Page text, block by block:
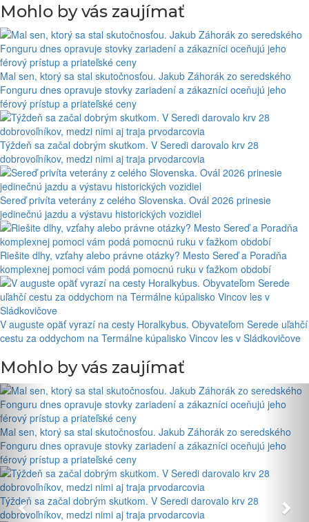
Mohlo by vás zaujímať
Mal sen, ktorý sa stal skutočnosťou. Jakub Záhorák zo seredského
Fonguru dnes opravuje stovky zariadení a zákazníci oceňujú jeho
férový prístup a priateľské ceny
Týždeň sa začal dobrým skutkom. V Seredi darovalo krv 28
dobrovoľníkov, medzi nimi aj traja prvodarcovia
Sereď privíta veterány z celého Slovenska. Ovál 2026 prinesie
jedinečnú jazdu a výstavu historických vozidiel
Riešite dlhy, vzťahy alebo právne otázky? Mesto Sereď a Poradňa
komplexnej pomoci vám podá pomocnú ruku v ťažkom období
V auguste opäť vyrazí na cesty Horalkybus. Obyvateľom Serede uľahčí
cestu za oddychom na Termálne kúpalisko Vincov les v Sládkovičove
Mohlo by vás zaujímať
Mal sen, ktorý sa stal skutočnosťou. Jakub Záhorák zo seredského
Fonguru dnes opravuje stovky zariadení a zákazníci oceňujú jeho
férový prístup a priateľské ceny
Týždeň sa začal dobrým skutkom. V Seredi darovalo krv 28
dobrovoľníkov, medzi nimi aj traja prvodarcovia